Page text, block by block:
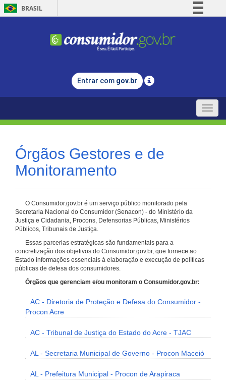
BRASIL
Comunica BR
Legislação
Entrar com gov.br
Toggle
Órgãos Gestores e de
Monitoramento
O Consumidor.gov.br é um serviço público monitorado pela
Secretaria Nacional do Consumidor (Senacon) - do Ministério da
Justiça e Cidadania, Procons, Defensorias Públicas, Ministérios
Públicos, Tribunais de Justiça.
Essas parcerias estratégicas são fundamentais para a
concretização dos objetivos do Consumidor.gov.br, que fornece ao
Estado informações essenciais à elaboração e execução de políticas
públicas de defesa dos consumidores.
Órgãos que gerenciam e/ou monitoram o Consumidor.gov.br:
AC - Diretoria de Proteção e Defesa do Consumidor -
Procon Acre
AC - Tribunal de Justiça do Estado do Acre - TJAC
AL - Secretaria Municipal de Governo - Procon Maceió
AL - Prefeitura Municipal - Procon de Arapiraca